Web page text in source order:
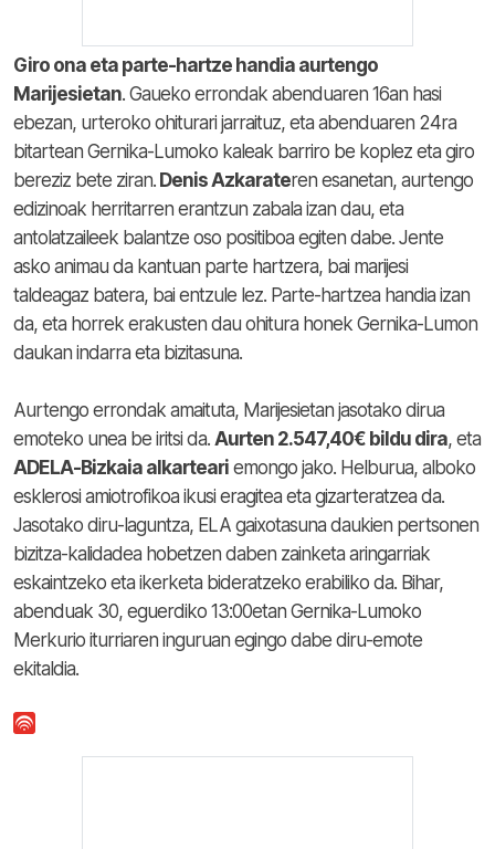
Giro ona eta parte-hartze handia aurtengo
Marijesietan. Gaueko errondak abenduaren 16an hasi
ebezan, urteroko ohiturari jarraituz, eta abenduaren 24ra
bitartean Gernika-Lumoko kaleak barriro be koplez eta giro
bereziz bete ziran. Denis Azkarateren esanetan, aurtengo
edizinoak herritarren erantzun zabala izan dau, eta
antolatzaileek balantze oso positiboa egiten dabe. Jente
asko animau da kantuan parte hartzera, bai marijesi
taldeagaz batera, bai entzule lez. Parte-hartzea handia izan
da, eta horrek erakusten dau ohitura honek Gernika-Lumon
daukan indarra eta bizitasuna.
Aurtengo errondak amaituta, Marijesietan jasotako dirua
emoteko unea be iritsi da. Aurten 2.547,40€ bildu dira, eta
ADELA-Bizkaia alkarteari emongo jako. Helburua, alboko
esklerosi amiotrofikoa ikusi eragitea eta gizarteratzea da.
Jasotako diru-laguntza, ELA gaixotasuna daukien pertsonen
bizitza-kalidadea hobetzen daben zainketa aringarriak
eskaintzeko eta ikerketa bideratzeko erabiliko da. Bihar,
abenduak 30, eguerdiko 13:00etan Gernika-Lumoko
Merkurio iturriaren inguruan egingo dabe diru-emote
ekitaldia.